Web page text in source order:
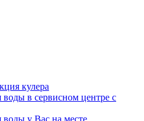
кулера
воды в сервисном центре с
воды у Вас на месте